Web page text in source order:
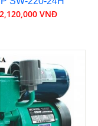
VNĐ